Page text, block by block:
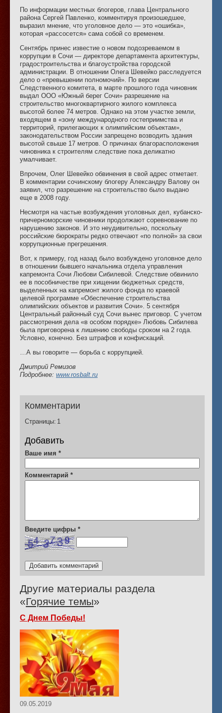
По информации местных блогеров, глава Центрального
района Сергей Павленко, комментируя произошедшее,
выразил мнение, что уголовное дело — это «ошибка»,
которая «рассосется» сама собой со временем.
Сентябрь принес известие о новом подозреваемом в
коррупции в Сочи — директоре департамента архитектуры,
градостроительства и благоустройства городской
администрации. В отношении Олега Шевейко расследуется
дело о «превышении полномочий». По версии
Следственного комитета, в марте прошлого года чиновник
выдал ООО «Южный берег Сочи» разрешение на
строительство многоквартирного жилого комплекса
высотой более 74 метров. Однако на этом участке земли,
входящем в «зону международного гостеприимства и
территорий, прилегающих к олимпийским объектам»,
законодательством России запрещено возводить здания
высотой свыше 17 метров. О причинах благорасположения
чиновника к строителям следствие пока деликатно
умалчивает.
Впрочем, Олег Шевейко обвинения в свой адрес отметает.
В комментарии сочинскому блогеру Александру Валову он
заявил, что разрешение на строительство было выдано
еще в 2008 году.
Несмотря на частые возбуждения уголовных дел, кубанско-
причерноморские чиновники продолжают соревнование по
нарушению законов. И это неудивительно, поскольку
российские бюрократы редко отвечают «по полной» за свои
коррупционные прегрешения.
Вот, к примеру, год назад было возбуждено уголовное дело
в отношении бывшего начальника отдела управления
капремонта Сочи Любови Сибилевой. Следствие обвинило
ее в пособничестве при хищении бюджетных средств,
выделенных на капремонт жилого фонда по краевой
целевой программе «Обеспечение строительства
олимпийских объектов и развития Сочи». 5 сентября
Центральный районный суд Сочи вынес приговор. С учетом
рассмотрения дела «в особом порядке» Любовь Сибилева
была приговорена к лишению свободы сроком на 2 года.
Условно, конечно. Без штрафов и конфискаций.
…А вы говорите — борьба с коррупцией.
Дмитрий Ремизов
Подробнее: www.rosbalt.ru
Комментарии
Страницы: 1
Добавить
Ваше имя *
Комментарий *
Введите цифры *
Другие материалы раздела
«Горячие темы»
С Днем Победы!
09.05.2019